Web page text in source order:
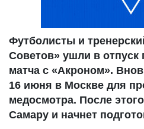
Футболисты и
Советов» ушли в отпуск
матча с «Акроном».
16 июня в Москве для
медосмотра. После
Самару и начнет